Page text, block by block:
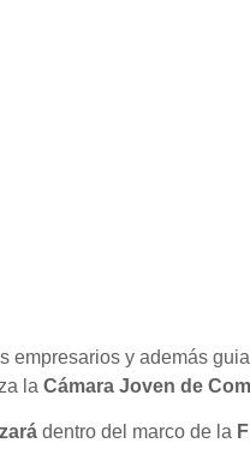
empresarios y además
la Cámara Joven de
dentro del marco de la